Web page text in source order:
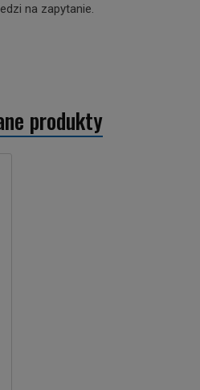
na zapytanie.
produkty